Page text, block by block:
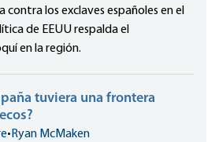
los exclaves españoles en el
de EEUU respalda el
en la región.
tuviera una frontera
• Ryan McMaken